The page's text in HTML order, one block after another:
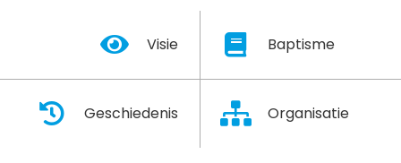
Visie Baptisme
Geschiedenis Organisatie